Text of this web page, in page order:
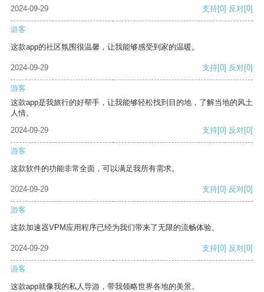
2024-09-29 支持[0] 反对[0]
游客
这款app的社区氛围很温馨，让我能够感受到家的温暖。
2024-09-29 支持[0] 反对[0]
游客
这款app是我旅行的好帮手，让我能够轻松找到目的地，了解当地的风土
人情。
2024-09-29
支持[0] 反对[0]
游客
这款软件的功能非常全面，可以满足我所有需求。
2024-09-29 支持[0] 反对[0]
游客
这款加速器VPM应用程序已经为我们带来了无限的流畅体验。
2024-09-29 支持[0] 反对[0]
游客
这款app就像我的私人导游，带我领略世界各地的美景。